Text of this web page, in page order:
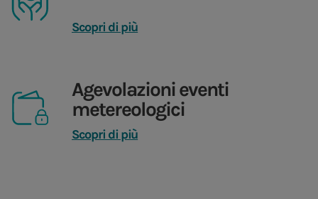
Scopri di più
Agevolazioni eventi
metereologici
Scopri di più